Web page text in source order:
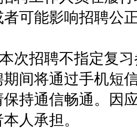
者可能影响招聘公
招聘不指定复习
间将通过手机短
持通信畅通。因
人承担。